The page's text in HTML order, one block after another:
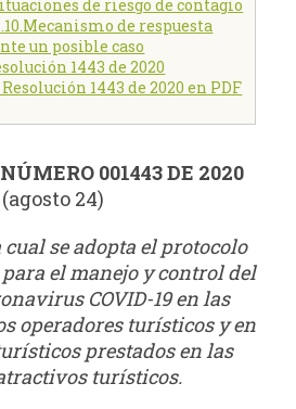
de riesgo de contagio
de respuesta
un posible caso
1443 de 2020
1443 de 2020 en PDF
001443 DE 2020
(agosto 24)
se adopta el protocolo
el manejo y control del
COVID-19 en las
operadores turísticos y en
prestados en las
turísticos.